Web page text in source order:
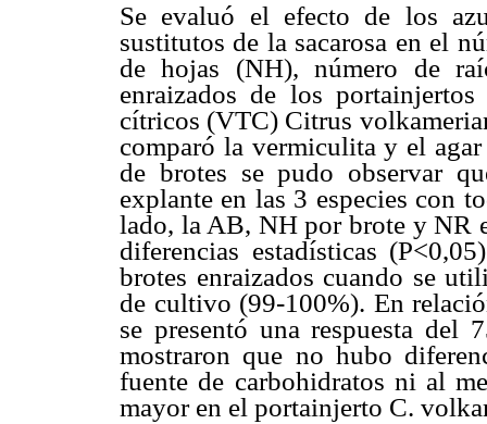
Se evaluó el efecto de los
sustitutos de la sacarosa en el
de hojas (NH), número de
enraizados de los
cítricos (VTC) Citrus
comparó la vermiculita y el
de brotes se pudo observar
explante en las 3 especies con
lado, la AB, NH por brote y NR
diferencias estadísticas
brotes enraizados cuando se
de cultivo (99-100%). En
se presentó una respuesta del
mostraron que no hubo
fuente de carbohidratos ni al
mayor en el portainjerto C.